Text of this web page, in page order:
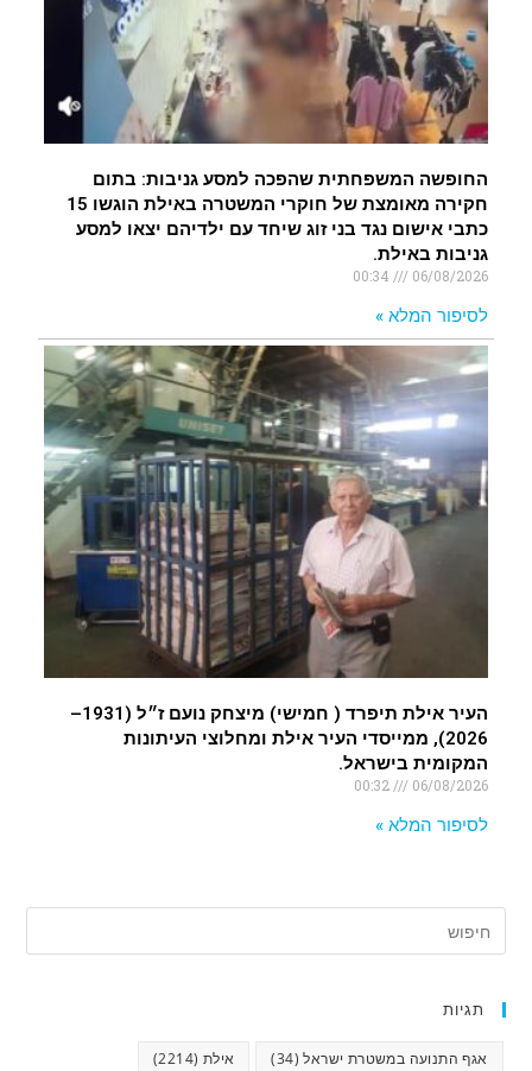
החופשה המשפחתית שהפכה למסע גניבות: בתום
חקירה מאומצת של חוקרי המשטרה באילת הוגשו 15
כתבי אישום נגד בני זוג שיחד עם ילדיהם יצאו למסע
גניבות באילת.
06/08/2026
לסיפור המלא »
העיר אילת תיפרד ( חמישי) מיצחק נועם ז״ל (1931–
2026), ממייסדי העיר אילת ומחלוצי העיתונות
המקומית בישראל.
06/08/2026
00:32
לסיפור המלא »
תגיות
אגף התנועה במשטרת ישראל(34) אילת (2214)